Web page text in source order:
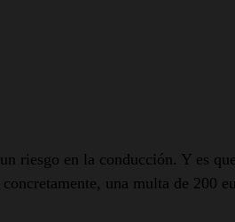
riesgo en la conducción. Y es
una multa de 200